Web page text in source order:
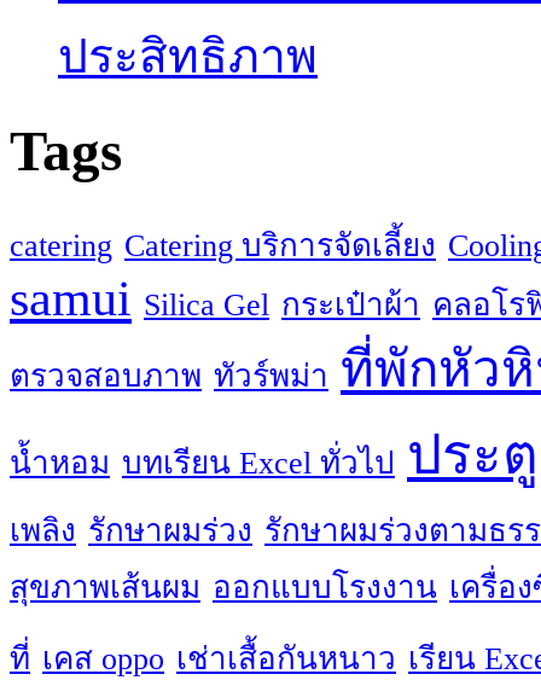
ประสิทธิภาพ
Tags
catering Catering บริการจัดเลี้ยง
samui Silica Gel กระเป๋าผ้า คลอโร
ตรวจสอบภาพ ทัวร์พม่า ที่พักหัว
น้ำหอม บทเรียน Excel ทั่วไป ประตู
เพลิง รักษาผมร่วง รักษาผมร่วงตามธร
สุขภาพเส้นผม ออกแบบโรงงาน เครื่อ
ที่ เคส oppo เช่าเสื้อกันหนาว เรียน